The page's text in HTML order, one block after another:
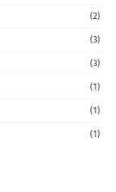
(2)
(3)
(3)
(1)
(1)
(1)